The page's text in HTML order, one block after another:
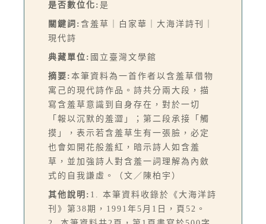
是否數位化: 是
關鍵詞: 含羞草｜白家華｜大海洋詩刊｜
現代詩
典藏單位: 國立臺灣文學館
摘要: 本筆資料為一首作者以含羞草借物
寓己的現代詩作品。詩共分兩大段，描
寫含羞草意識到自身存在，對於一切
「報以沉默的羞澀」；第二段承接「觸
摸」，表示若含羞草生有一張臉，必定
也會如開花般羞紅，暗示詩人如含羞
草，並加強詩人對含羞一詞理解為內斂
式的自我謙虛。（文／陳柏宇）
其他說明: 1. 本筆資料收錄於《大海洋詩
刊》第38期，1991年5月1日，頁52。